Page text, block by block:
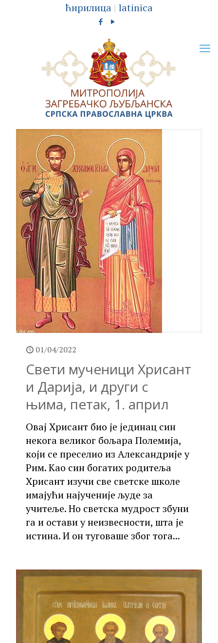
ћирилица | latinica
01/04/2022
Свети мученици Хрисант
и Дарија, и други с
њима, петак, 1. април
Овај Хрисант био је јединац син
некога великог бољара Полемија,
који се преселио из Александрије у
Рим. Као син богатих родитеља
Хрисант изучи све светске школе
имајући најученије људе за
учитеље. Но светска мудрост збуни
га и остави у неизвесности, шта је
истина. И он туговаше због тога...